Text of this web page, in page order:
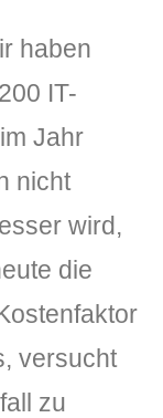
haben
IT-
Jahr
nicht
wird,
die
versucht
zu